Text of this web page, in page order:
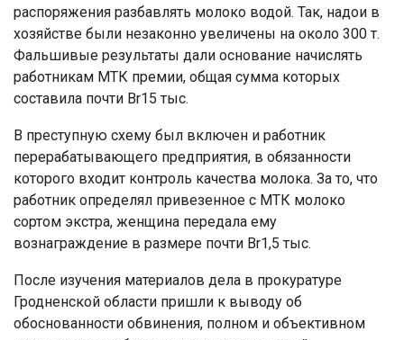
распоряжения разбавлять молоко водой. Так, надои в
хозяйстве были незаконно увеличены на около 300 т.
Фальшивые результаты дали основание начислять
работникам МТК премии, общая сумма которых
составила почти Br15 тыс.
В преступную схему был включен и работник
перерабатывающего предприятия, в обязанности
которого входит контроль качества молока. За то, что
работник определял привезенное с МТК молоко
сортом экстра, женщина передала ему
вознаграждение в размере почти Br1,5 тыс.
После изучения материалов дела в прокуратуре
Гродненской области пришли к выводу об
обоснованности обвинения, полном и объективном